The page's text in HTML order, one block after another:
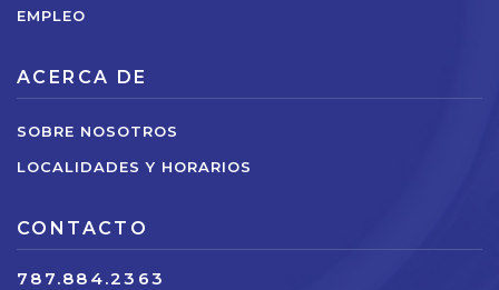
EMPLEO
ACERCA DE
SOBRE NOSOTROS
LOCALIDADES Y HORARIOS
CONTACTO
787.884.2363